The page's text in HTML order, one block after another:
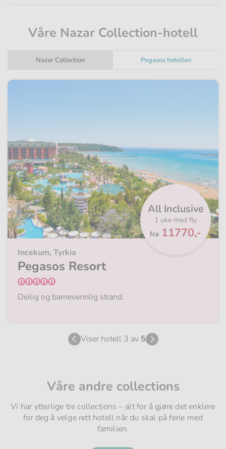
Våre Nazar Collection-hotell
Nazar Collection Pegasos hotellen
All Inclusive
1 uke med fly
Fra
fra 11770,-
Incekum, Tyrkia
Pegasos Resort
Deilig og barnevennlig strand.
Viser hotell 3 av 5
Våre andre collections
Vi har ytterlige tre collections – alt for å gjøre det enklere
for deg å velge rett hotell når du skal på ferie med
familien.